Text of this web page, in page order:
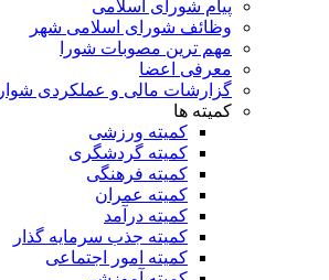
پیام شورای اسلامی
وظائف شورای اسلامی شهر
مهم ترین مصوبات شورا
معرفی اعضا
گزارشات مالی و عملکردی شوارا
کمیته ها
کمیته ورزشی
کمیته گردشگری
کمیته فرهنگی
کمیته عمران
کمیته درآمد
کمیته جذب سرمایه گذار
کمیته امور اجتماعی